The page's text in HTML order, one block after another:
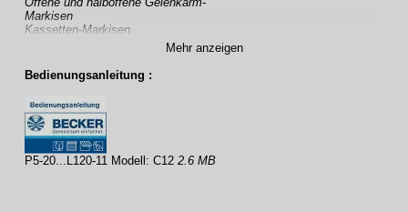
Markisen
Kassetten-Markisen
Zip-Screens
Wintergarten-Markisen
Waagerechtscreens
Volants
Insektenschutz
Innenliegende Screens
Projektionsleinwand
Mehr anzeigen
Bedienungsanleitung :
P5-20...L120-11 Modell: C12 2.6 MB